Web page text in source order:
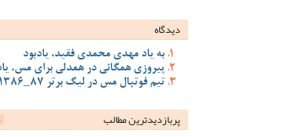
دیدگاه
به یاد مهدی محمدی فقید، یادبود
پیروزی همگانی در همدلی برای مس،
تیم فوتبال مس در لیگ برتر 87_1386، با خاطرات مس
پربازدیدترین‌ مطالب